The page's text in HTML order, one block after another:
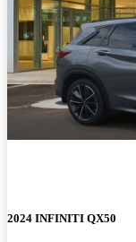
2024 INFINITI QX50